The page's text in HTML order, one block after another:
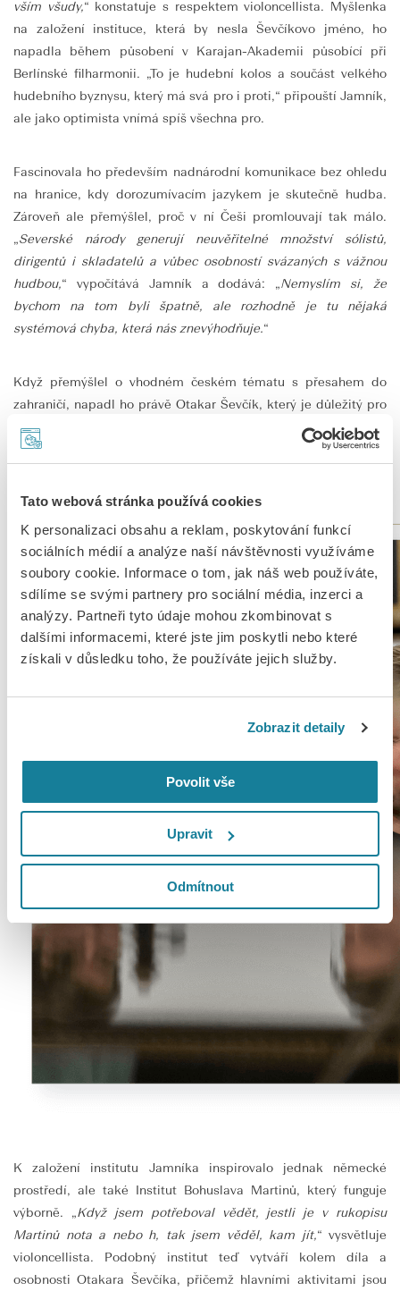
Tato webová stránka používá cookies
K personalizaci obsahu a reklam, poskytování funkcí
sociálních médií a analýze naší návštěvnosti využíváme
soubory cookie. Informace o tom, jak náš web používáte,
sdílíme se svými partnery pro sociální média, inzerci a
analýzy. Partneři tyto údaje mohou zkombinovat s
dalšími informacemi, které jste jim poskytli nebo které
získali v důsledku toho, že používáte jejich služby.
Zobrazit detaily
Povolit vše
Upravit
Odmítnout
vším všudy,“ konstatuje s respektem violoncellista. Myšlenka
na založení instituce, která by nesla Ševčíkovo jméno, ho
napadla během působení v Karajan-Akademii působící při
Berlínské filharmonii. „To je hudební kolos a součást velkého
hudebního byznysu, který má svá pro i proti,“ připouští Jamník,
ale jako optimista vnímá spíš všechna pro.
Fascinovala ho především nadnárodní komunikace bez ohledu
na hranice, kdy dorozumívacím jazykem je skutečně hudba.
Zároveň ale přemýšlel, proč v ní Češi promlouvají tak málo.
„Severské národy generují neuvěřitelné množství sólistů,
dirigentů i skladatelů a vůbec osobností svázaných s vážnou
hudbou,“ vypočítává Jamník a dodává: „Nemyslím si, že
bychom na tom byli špatně, ale rozhodně je tu nějaká
systémová chyba, která nás znevýhodňuje.“
Když přemýšlel o vhodném českém tématu s přesahem do
zahraničí, napadl ho právě Otakar Ševčík, který je důležitý pro
Jamníka osobně, ale chodili se ho na něj ptát i kolegové z
Berlínských filharmoniků. K svému překvapení pak zjistil, že
reflektující dílčí části Ševčíkovy práce a života existují.
K založení institutu Jamníka inspirovalo jednak německé
prostředí, ale také Institut Bohuslava Martinů, který funguje
výborně. „Když jsem potřeboval vědět, jestli je v rukopisu
Martinů nota a nebo h, tak jsem věděl, kam jít,“ vysvětluje
violoncellista. Podobný institut teď vytváří kolem díla a
osobnosti Otakara Ševčíka, přičemž hlavními aktivitami jsou